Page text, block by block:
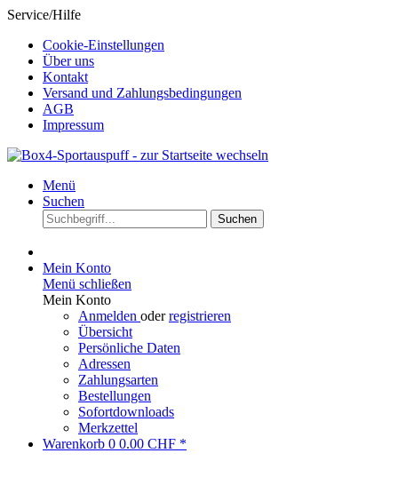
Service/Hilfe
Cookie-Einstellungen
Über uns
Kontakt
Versand und Zahlungsbedingungen
AGB
Impressum
Menü
Suchen
Suchen
Mein Konto
Menü schließen
Mein Konto
Anmelden oderregistrieren
Übersicht
Persönliche Daten
Adressen
Zahlungsarten
Bestellungen
Sofortdownloads
Merkzettel
Warenkorb 0 0.00 CHF *